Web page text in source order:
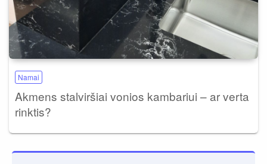
Namai
Akmens stalviršiai vonios kambariui – ar verta
rinktis?